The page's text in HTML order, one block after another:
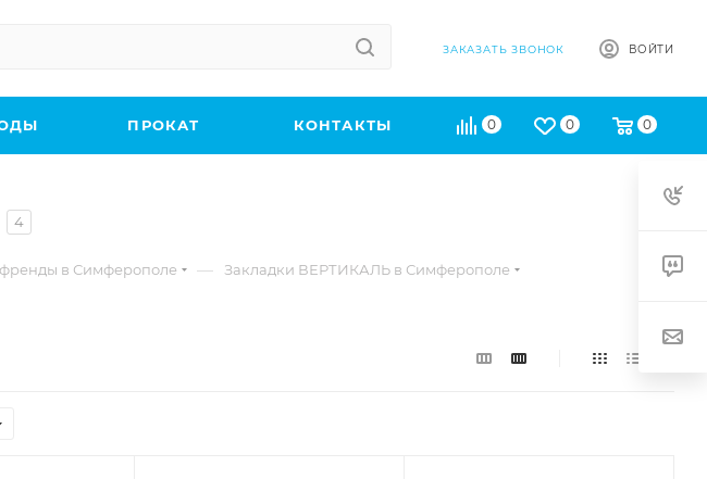
ЗАКАЗАТЬ ЗВОНОК ВОЙТИ
0 0 0
ПРОКАТ КОНТАКТЫ
4
в Симферополе — Закладки ВЕРТИКАЛЬ в Симферополе